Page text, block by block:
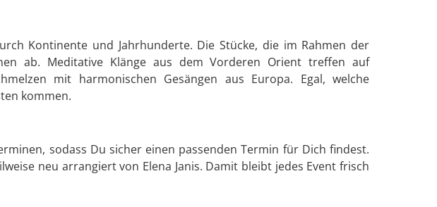
Kontinente und Jahrhunderte. Die Stücke, die im Rahmen der
ab. Meditative Klänge aus dem Vorderen Orient treffen auf
mit harmonischen Gesängen aus Europa. Egal, welche
kommen.
sodass Du sicher einen passenden Termin für Dich findest.
neu arrangiert von Elena Janis. Damit bleibt jedes Event frisch